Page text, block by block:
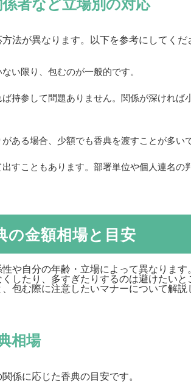
法が異なります。以下を参考にしてくだ
い限り、包むのが一般的です。
持参して問題ありません。関係が深ければ
ある場合、少額でも香典を渡すことが多いで
すこともあります。部署単位や個人連名の
の金額相場と目安
や自分の年齢・立場によって異なります。
したり、多すぎたりするのは避けたいと
包む際に注意したいマナーについて解説
相場
係に応じた香典の目安です。